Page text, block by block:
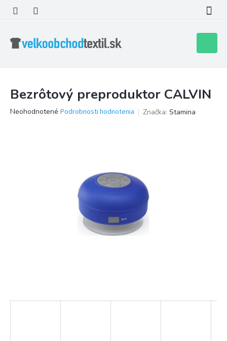
obsah
košík
Bezrôtový preproduktor CALVIN
Priemerné
Neohodnotené Podrobnosti hodnotenia Značka: Stamina